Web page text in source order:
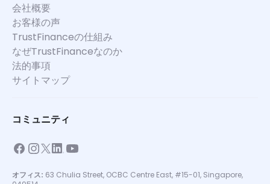
会社概要
お客様の声
TrustFinanceの仕組み
なぜTrustFinanceなのか
法的事項
サイトマップ
コミュニティ
オフィス: 63 Chulia Street, OCBC Centre East, #15-01, Singapore,